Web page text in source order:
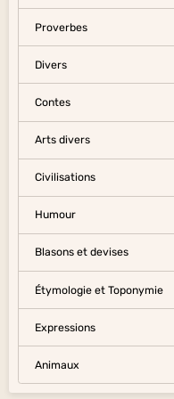
Proverbes
Divers
Contes
Arts divers
Civilisations
Humour
Blasons et devises
Étymologie et Toponymie
Expressions
Animaux